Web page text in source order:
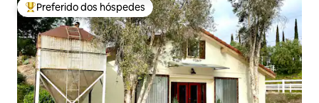
Entre os melhores preferidos dos hóspedes
Preferido dos hóspedes